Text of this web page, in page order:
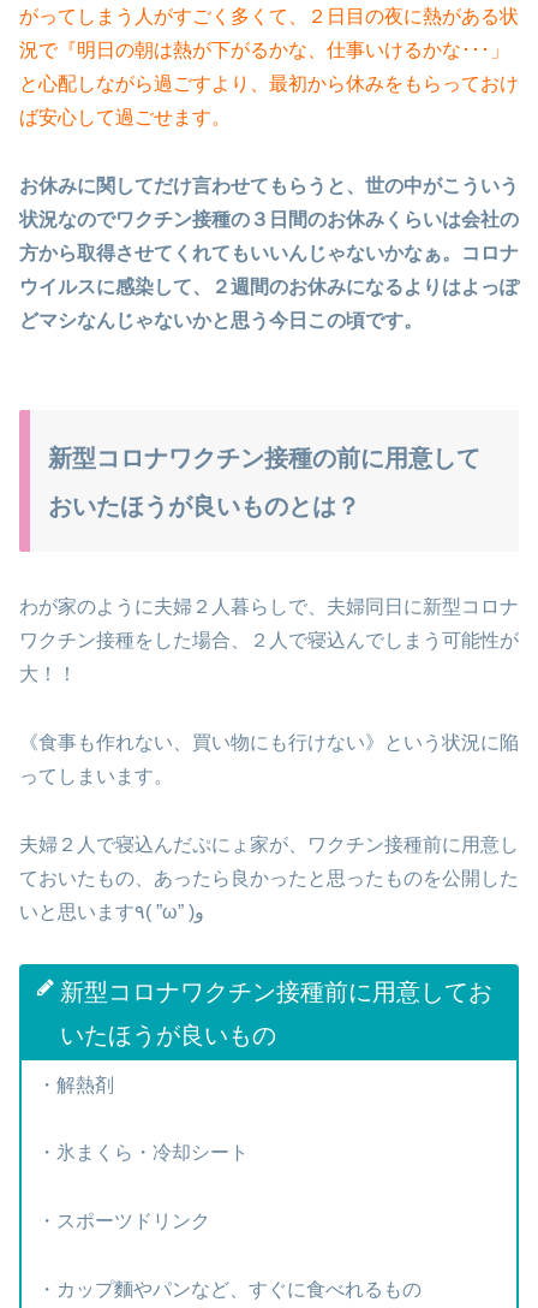
がってしまう人がすごく多くて、２日目の夜に熱がある状
況で『明日の朝は熱が下がるかな、仕事いけるかな･･･」
と心配しながら過ごすより、最初から休みをもらっておけ
ば安心して過ごせます。
お休みに関してだけ言わせてもらうと、世の中がこういう
状況なのでワクチン接種の３日間のお休みくらいは会社の
方から取得させてくれてもいいんじゃないかなぁ。コロナ
ウイルスに感染して、２週間のお休みになるよりはよっぽ
どマシなんじゃないかと思う今日この頃です。
新型コロナワクチン接種の前に用意して
おいたほうが良いものとは？
わが家のように夫婦２人暮らしで、夫婦同日に新型コロナ
ワクチン接種をした場合、２人で寝込んでしまう可能性が
大！！
《食事も作れない、買い物にも行けない》という状況に陥
ってしまいます。
夫婦２人で寝込んだぷにょ家が、ワクチン接種前に用意し
ておいたもの、あったら良かったと思ったものを公開した
いと思います٩( ”ω” )و
新型コロナワクチン接種前に用意してお
いたほうが良いもの
・解熱剤
・氷まくら・冷却シート
・スポーツドリンク
・カップ麵やパンなど、すぐに食べれるもの